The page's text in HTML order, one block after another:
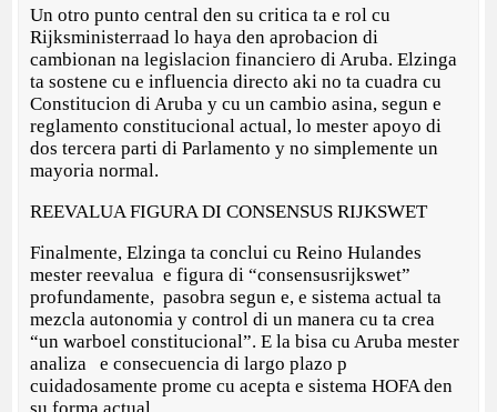
Un otro punto central den su critica ta e rol cu
Rijksministerraad lo haya den aprobacion di
cambionan na legislacion financiero di Aruba. Elzinga
ta sostene cu e influencia directo aki no ta cuadra cu
Constitucion di Aruba y cu un cambio asina, segun e
reglamento constitucional actual, lo mester apoyo di
dos tercera parti di Parlamento y no simplemente un
mayoria normal.
REEVALUA FIGURA DI CONSENSUS RIJKSWET
Finalmente, Elzinga ta conclui cu Reino Hulandes
mester reevalua e figura di “consensusrijkswet”
profundamente, pasobra segun e, e sistema actual ta
mezcla autonomia y control di un manera cu ta crea
“un warboel constitucional”. E la bisa cu Aruba mester
analiza e consecuencia di largo plazo p
cuidadosamente prome cu acepta e sistema HOFA den
su forma actual.